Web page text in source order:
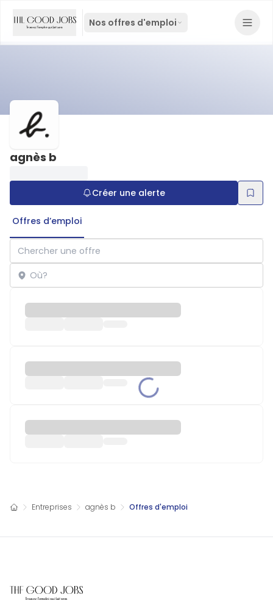
Nos offres d'emploi
agnès b
Créer une alerte
Offres d’emploi
Entreprises agnès b Offres d'emploi